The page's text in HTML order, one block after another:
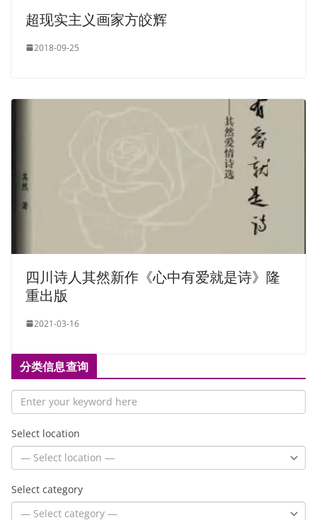
超现实主义画家方皎辉
2018-09-25
四川诗人其然新作《心中有爱就是诗》隆
重出版
2021-03-16
分类信息查询
Select location
Select category